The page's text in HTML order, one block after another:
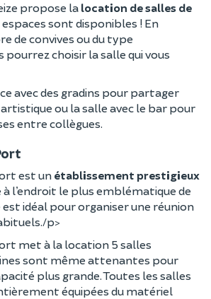
propose la location de salles de
espaces sont disponibles ! En
de convives ou du type
pourrez choisir la salle qui vous
avec des gradins pour partager
ou la salle avec le bar pour
entre collègues.
est un établissement prestigieux
à l’endroit le plus emblématique de
est idéal pour organiser une réunion
p>
met à la location 5 salles
sont même attenantes pour
plus grande. Toutes les salles
équipées du matériel